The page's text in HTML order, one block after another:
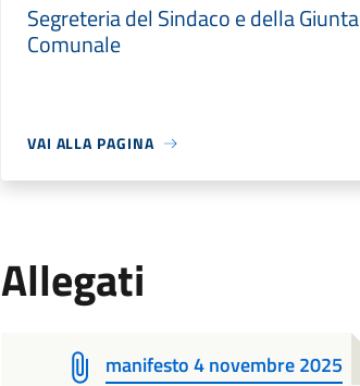
Segreteria del Sindaco e della Giunta
Comunale
VAI ALLA PAGINA
Allegati
manifesto 4 novembre 2025